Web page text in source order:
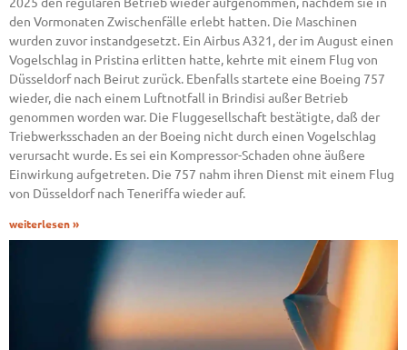
den Vormonaten Zwischenfälle erlebt hatten. Die Maschinen
wurden zuvor instandgesetzt. Ein Airbus A321, der im August einen
Vogelschlag in Pristina erlitten hatte, kehrte mit einem Flug von
Düsseldorf nach Beirut zurück. Ebenfalls startete eine Boeing 757
wieder, die nach einem Luftnotfall in Brindisi außer Betrieb
genommen worden war. Die Fluggesellschaft bestätigte, daß der
Triebwerksschaden an der Boeing nicht durch einen Vogelschlag
verursacht wurde. Es sei ein Kompressor-Schaden ohne äußere
Einwirkung aufgetreten. Die 757 nahm ihren Dienst mit einem Flug
von Düsseldorf nach Teneriffa wieder auf.
weiterlesen »